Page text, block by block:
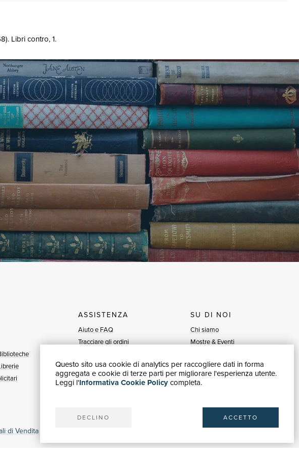
Questo sito usa cookie di analytics per raccogliere dati in forma
aggregata e cookie di terze parti per migliorare l'esperienza utente.
Leggi l'Informativa Cookie Policycompleta.
DECLINO ACCETTO
Libri contro, 1.
ASSISTENZA
Aiuto e FAQ
Tracciare gli ordini
Fatturazione
Carta del Docente / 18App
SU DI NOI
Chi siamo
Mostre & Eventi
Blog
Vendi con noi
di Vendita